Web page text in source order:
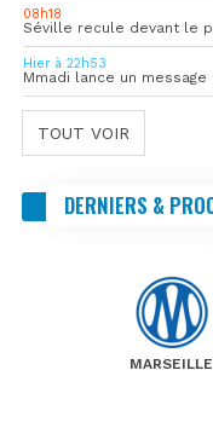
08h18
Séville recule devant le
Hier à 22h53
Mmadi lance un
TOUT VOIR
DERNIERS &
MARSEILLE